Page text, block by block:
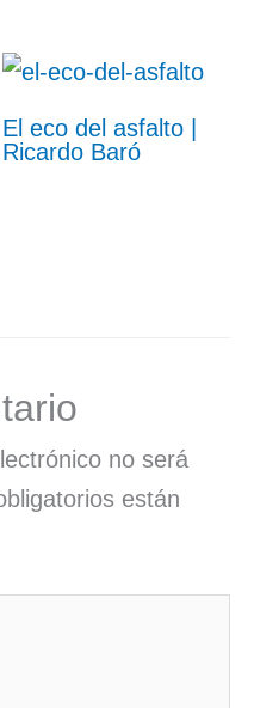
El eco del asfalto |
Ricardo Baró
no será
están